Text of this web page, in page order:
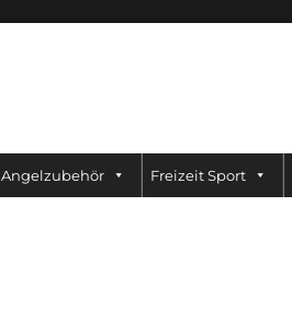
Angelzubehör Freizeit Sport